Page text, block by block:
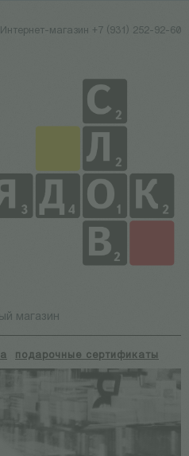
Интернет-магазин +7 (931) 252-92-60
магазин
подарочные сертификаты